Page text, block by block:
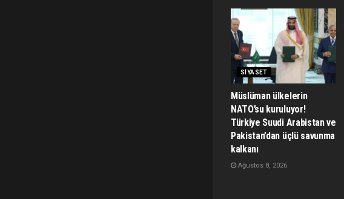
SIYASET
Müslüman ülkelerin
NATO’su kuruluyor!
Türkiye Suudi Arabistan ve
Pakistan’dan üçlü savunma
kalkanı
Ağustos 8, 2026